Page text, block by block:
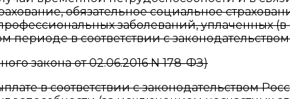
обязательное социальное
заболеваний, уплаченных
периоде в соответствии с
закона от 02.06.2016 N 178-ФЗ)
в соответствии с законодательством